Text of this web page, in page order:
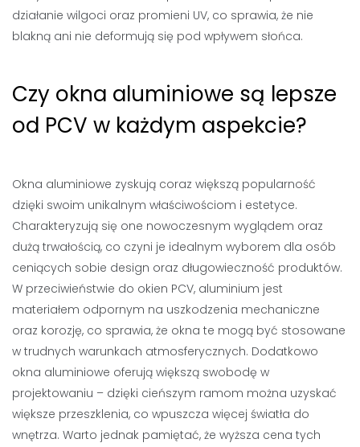
działanie wilgoci oraz promieni UV, co sprawia, że nie
blakną ani nie deformują się pod wpływem słońca.
Czy okna aluminiowe są lepsze
od PCV w każdym aspekcie?
Okna aluminiowe zyskują coraz większą popularność
dzięki swoim unikalnym właściwościom i estetyce.
Charakteryzują się one nowoczesnym wyglądem oraz
dużą trwałością, co czyni je idealnym wyborem dla osób
ceniących sobie design oraz długowieczność produktów.
W przeciwieństwie do okien PCV, aluminium jest
materiałem odpornym na uszkodzenia mechaniczne
oraz korozję, co sprawia, że okna te mogą być stosowane
w trudnych warunkach atmosferycznych. Dodatkowo
okna aluminiowe oferują większą swobodę w
projektowaniu – dzięki cieńszym ramom można uzyskać
większe przeszklenia, co wpuszcza więcej światła do
wnętrza. Warto jednak pamiętać, że wyższa cena tych